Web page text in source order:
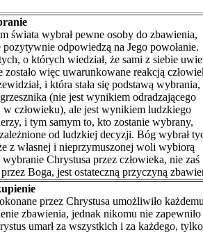
świata wybrał pewne osoby do zbawienia,
pozytywnie odpowiedzą na Jego powołanie.
o których wiedział, że sami z siebie
więc uwarunkowane reakcją
i która stała się podstawą wybrania,
(nie jest wynikiem odradzającego
w człowieku), ale jest wynikiem ludzkiego
i tym samym to, kto zostanie wybrany,
od ludzkiej decyzji. Bóg wybrał
z własnej i nieprzymuszonej woli wybiorą
Chrystusa przez człowieka, nie zaś
Boga, jest ostateczną przyczyną
przez Chrystusa umożliwiło
zbawienia, jednak nikomu nie zapewniło
umarł za wszystkich i za każdego,